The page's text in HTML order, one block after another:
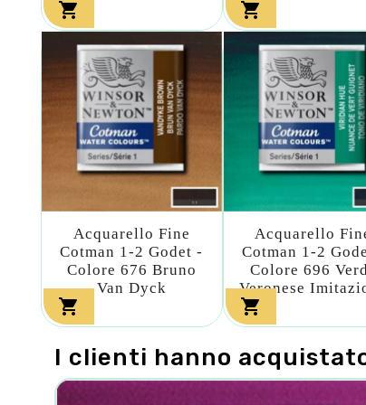
 
Acquarello Fine
Cotman 1-2 Godet -
Colore 676 Bruno
Van Dyck

Acquarello
Cotman 1-2
Colore 696
Veronese

I clienti hanno